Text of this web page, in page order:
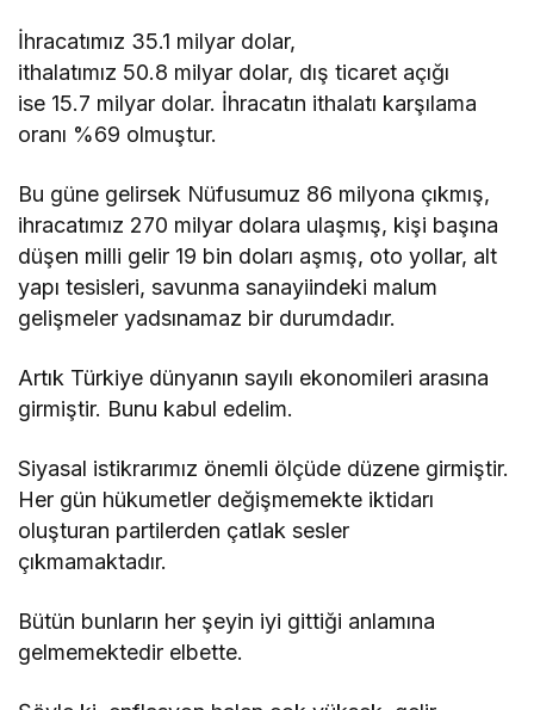
İhracatımız 35.1 milyar dolar,
ithalatımız 50.8 milyar dolar, dış ticaret açığı
ise 15.7 milyar dolar. İhracatın ithalatı karşılama
oranı %69 olmuştur.
Bu güne gelirsek Nüfusumuz 86 milyona çıkmış,
ihracatımız 270 milyar dolara ulaşmış, kişi başına
düşen milli gelir 19 bin doları aşmış, oto yollar, alt
yapı tesisleri, savunma sanayiindeki malum
gelişmeler yadsınamaz bir durumdadır.
Artık Türkiye dünyanın sayılı ekonomileri arasına
girmiştir. Bunu kabul edelim.
Siyasal istikrarımız önemli ölçüde düzene girmiştir.
Her gün hükumetler değişmemekte iktidarı
oluşturan partilerden çatlak sesler
çıkmamaktadır.
Bütün bunların her şeyin iyi gittiği anlamına
gelmemektedir elbette.